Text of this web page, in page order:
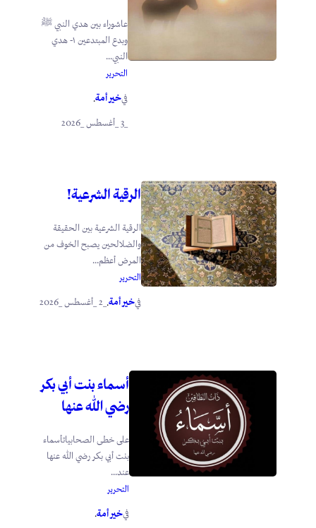
عاشوراء بين هدي النبي ﷺ
وبدع المبتدعين ١- هدي
النبي...
التحرير
فيخير أمة.
الرقية الشرعية!
الرقية الشرعية بين الحقيقة
والضلالحين يصبح الخوف من
المرض أعظم...
التحرير
فيخير أمة.
أسماء بنت أبي بكر
رضي الله عنها
على خطى الصحابياتأسماء
بنت أبي بكر رضي الله عنها
عند...
التحرير
فيخير أمة.